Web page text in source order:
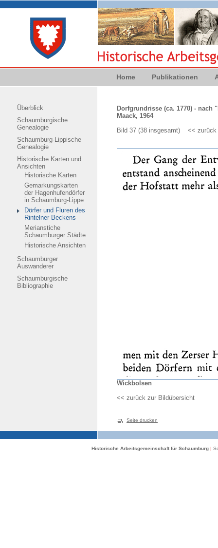
Home Publikationen
Überblick
Schaumburgische
Genealogie
Schaumburg-Lippische
Genealogie
Historische Karten und
Ansichten
Historische Karten
Gemarkungskarten
der Hagenhufendörfer
in Schaumburg-Lippe
Dörfer und Fluren des
Rintelner Beckens
Merianstiche
Schaumburger Städte
Historische Ansichten
Schaumburger
Auswanderer
Schaumburgische
Bibliographie
Dorfgrundrisse (ca. 1770) -
Maack, 1964
Bild 37 (38 insgesamt) << zurück
Wickbolsen
<< zurück zur Bildübersicht
Seite drucken
Historische Arbeitsgemeinschaft für Schaumburg |